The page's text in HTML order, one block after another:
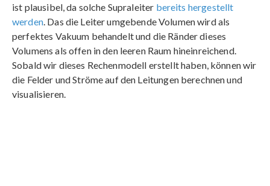
ist plausibel, da solche Supraleiter bereits hergestellt
werden. Das die Leiter umgebende Volumen wird als
perfektes Vakuum behandelt und die Ränder dieses
Volumens als offen in den leeren Raum hineinreichend.
Sobald wir dieses Rechenmodell erstellt haben, können wir
die Felder und Ströme auf den Leitungen berechnen und
visualisieren.